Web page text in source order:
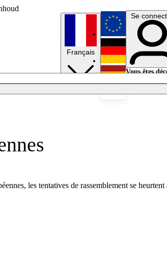
Français
English
Deutsch
Se
Vous êtes
les tentatives de rassemblement se